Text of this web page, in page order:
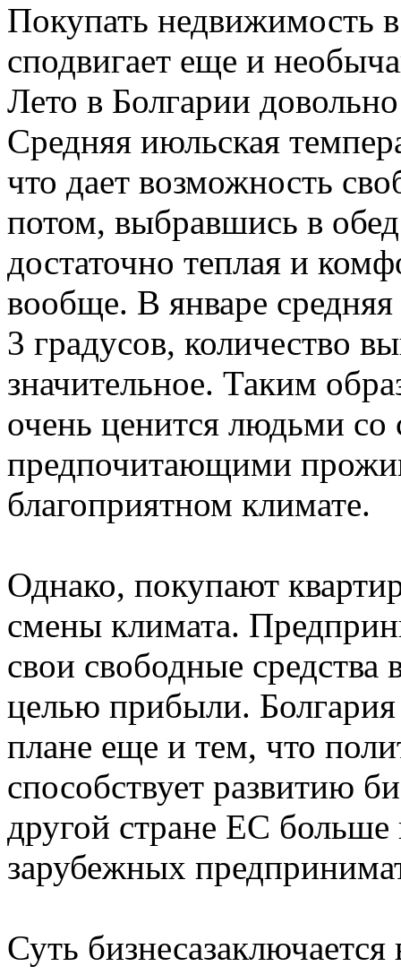
Покупать недвижимость
сподвигает еще и
Лето в Болгарии
Средняя июльская
что дает возможность
потом, выбравшись в
достаточно теплая и
вообще. В январе средняя
3 градусов, количество
значительное. Таким
очень ценится людьми
предпочитающими
благоприятном климате.
Однако, покупают
смены климата.
свои свободные
целью прибыли. Болгария
плане еще и тем, что
способствует развитию
другой стране ЕС больше
зарубежных
Суть